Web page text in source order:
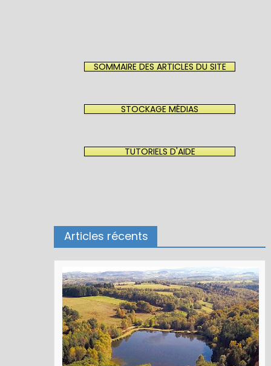
SOMMAIRE DES ARTICLES DU SITE
STOCKAGE MÉDIAS
TUTORIELS D'AIDE
Articles récents